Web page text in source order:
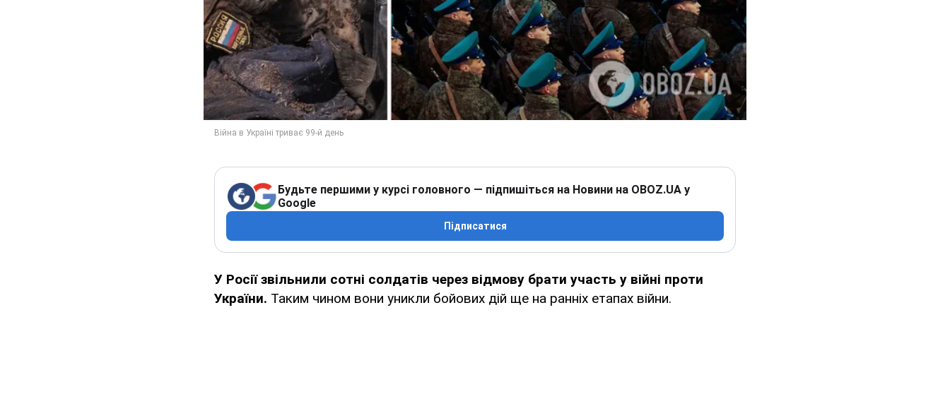
Будьте першими у курсі головного — підпишіться на Новини на OBOZ.UA у
Google
Підписатися
У Росії звільнили сотні солдатів через відмову брати участь у війні проти
України. Таким чином вони уникли бойових дій ще на ранніх етапах війни.